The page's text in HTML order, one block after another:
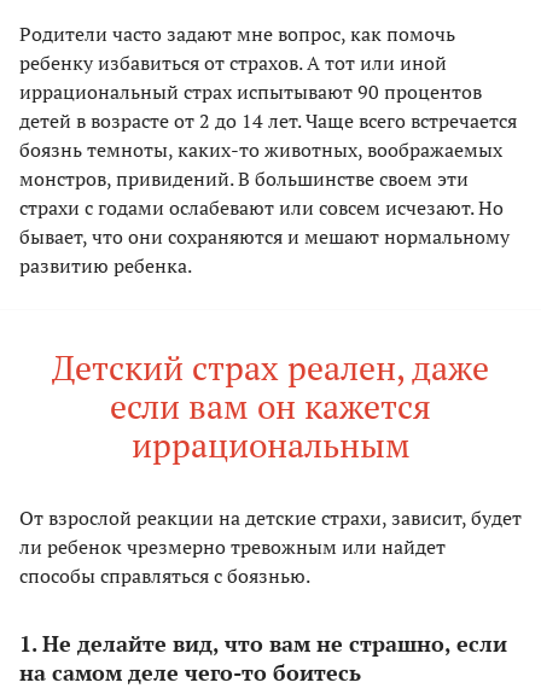
Родители часто задают мне вопрос, как помочь
ребенку избавиться от страхов. А тот или иной
иррациональный страх испытывают 90 процентов
детей в возрасте от 2 до 14 лет. Чаще всего встречается
боязнь темноты, каких-то животных, воображаемых
монстров, привидений. В большинстве своем эти
страхи с годами ослабевают или совсем исчезают. Но
бывает, что они сохраняются и мешают нормальному
развитию ребенка.
Детский страх реален, даже
если вам он кажется
иррациональным
От взрослой реакции на детские страхи, зависит, будет
ли ребенок чрезмерно тревожным или найдет
способы справляться с боязнью.
1. Не делайте вид, что вам не страшно, если
на самом деле чего-то боитесь